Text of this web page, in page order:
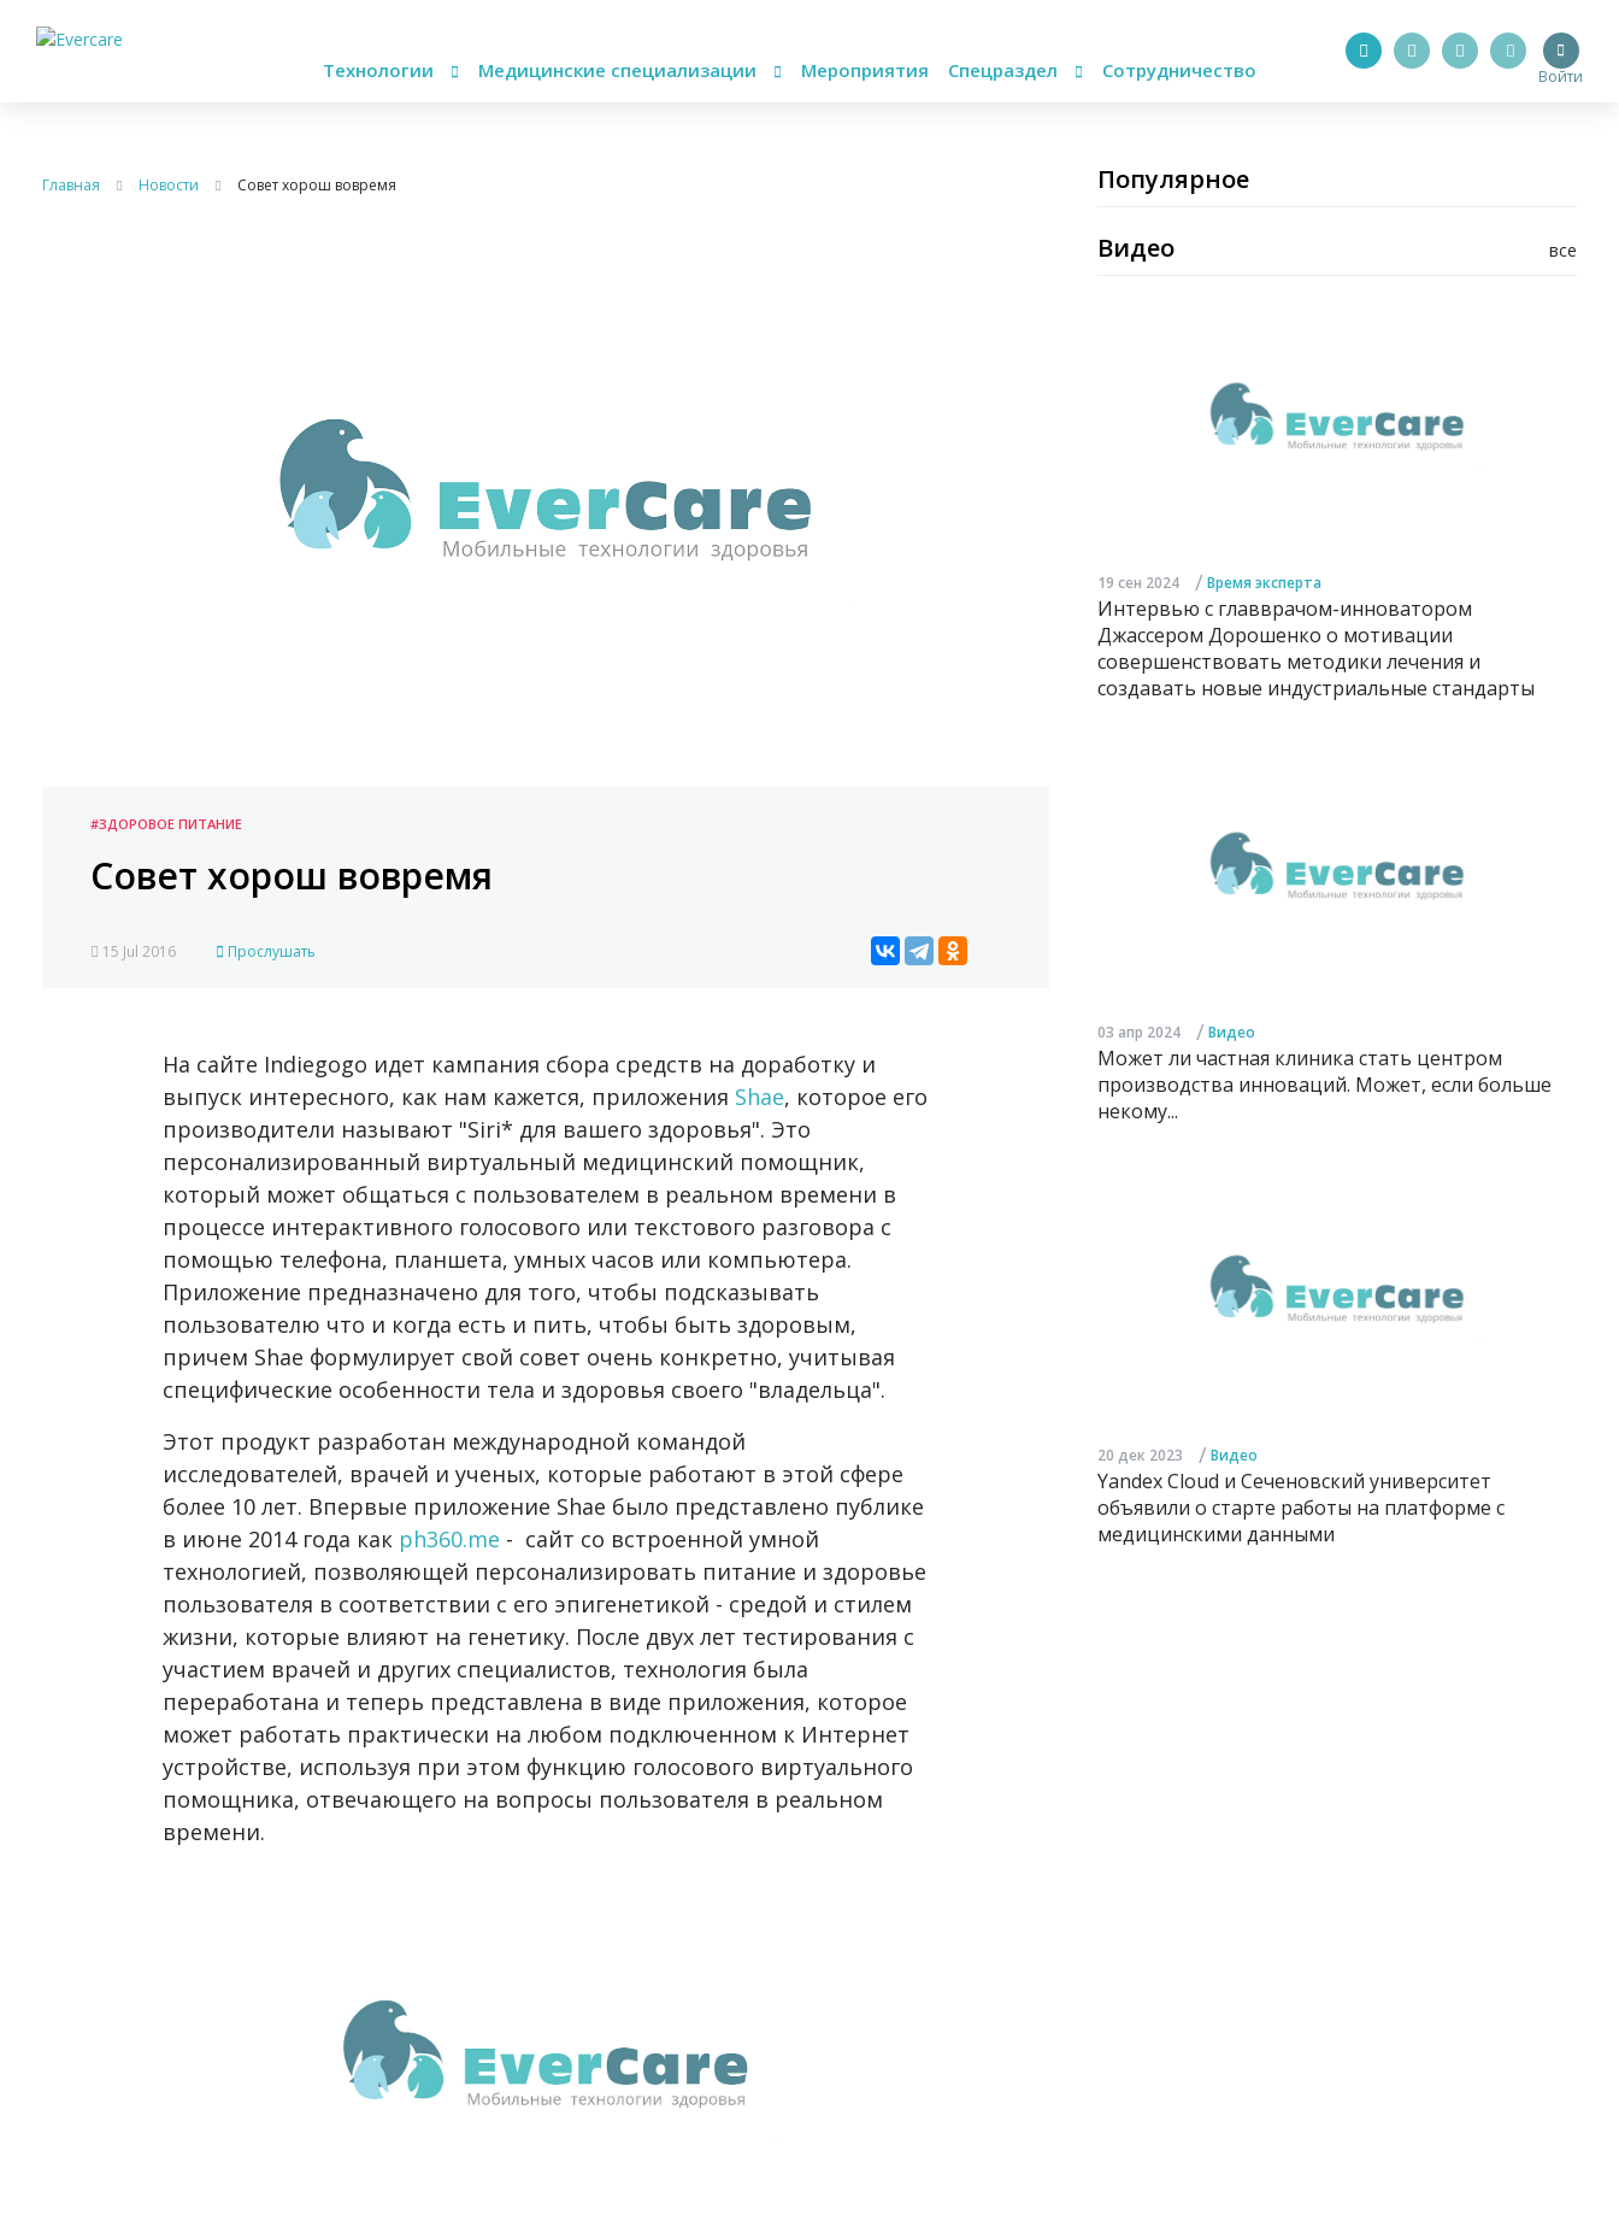
Технологии Медицинские специализации Мероприятия Спецраздел Сотрудничество Войти
Главная Новости Совет хорош вовремя
#ЗДОРОВОЕ ПИТАНИЕ
Совет хорош вовремя
15 Jul 2016 Прослушать
На сайте Indiegogo идет кампания сбора средств на доработку и
выпуск интересного, как нам кажется, приложения Shae, которое его
производители называют "Siri* для вашего здоровья". Это
персонализированный виртуальный медицинский помощник,
который может общаться с пользователем в реальном времени в
процессе интерактивного голосового или текстового разговора с
помощью телефона, планшета, умных часов или компьютера.
Приложение предназначено для того, чтобы подсказывать
пользователю что и когда есть и пить, чтобы быть здоровым,
причем Shae формулирует свой совет очень конкретно, учитывая
специфические особенности тела и здоровья своего "владельца".
Этот продукт разработан международной командой
исследователей, врачей и ученых, которые работают в этой сфере
более 10 лет. Впервые приложение Shae было представлено публике
в июне 2014 года как ph360.me - сайт со встроенной умной
технологией, позволяющей персонализировать питание и здоровье
пользователя в соответствии с его эпигенетикой - средой и стилем
жизни, которые влияют на генетику. После двух лет тестирования с
участием врачей и других специалистов, технология была
переработана и теперь представлена в виде приложения, которое
может работать практически на любом подключенном к Интернет
устройстве, используя при этом функцию голосового виртуального
помощника, отвечающего на вопросы пользователя в реальном
времени.
Популярное
все
Видео
19 сен 2024 / Время эксперта
Интервью с главврачом-инноватором
Джассером Дорошенко о мотивации
совершенствовать методики лечения и
создавать новые индустриальные стандарты
03 апр 2024 / Видео
Может ли частная клиника стать центром
производства инноваций. Может, если больше
некому...
20 дек 2023 / Видео
Yandex Cloud и Сеченовский университет
объявили о старте работы на платформе с
медицинскими данными